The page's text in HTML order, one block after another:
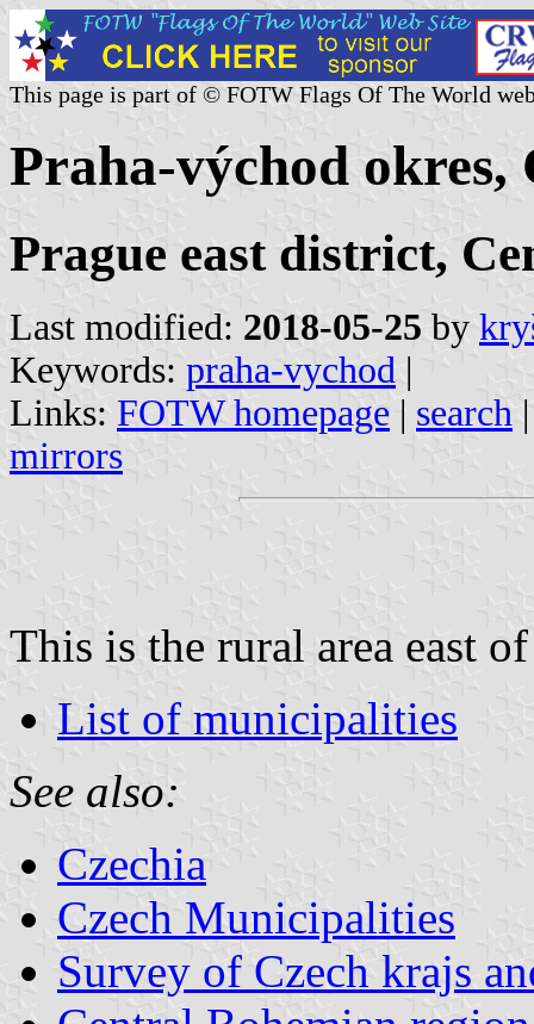
This page is part of © FOTW Flags Of The World
Praha-východ okres,
Prague east district,
Last modified: 2018-05-25 by
Keywords: praha-vychod |
Links: FOTW homepage | search
mirrors
This is the rural area east
List of municipalities
See also:
Czechia
Czech Municipalities
Survey of Czech krajs